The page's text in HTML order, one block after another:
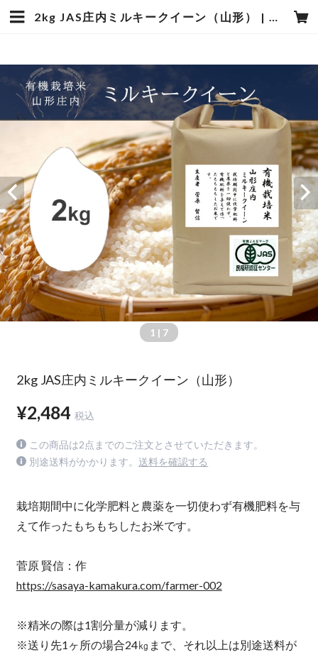
2kg JAS庄内ミルキークイーン（山形） | 笹屋米店
1 | 7
2kg JAS庄内ミルキークイーン（山形）
¥2,484 税込
この商品は2点までのご注文とさせていただきます。
別途送料がかかります。 送料を確認する
栽培期間中に化学肥料と農薬を一切使わず有機肥料を与
えて作ったもちもちしたお米です。
菅原 賢信：作
https://sasaya-kamakura.com/farmer-002
※精米の際は1割分量が減ります。
※送り先1ヶ所の場合24㎏まで、それ以上は別途送料が